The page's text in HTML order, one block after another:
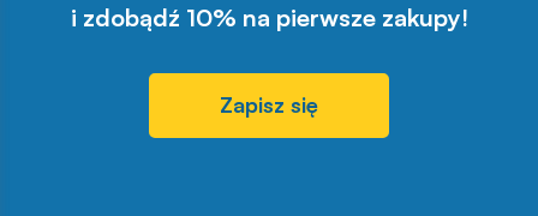
i zdobądź 10% na pierwsze zakupy!
Zapisz się